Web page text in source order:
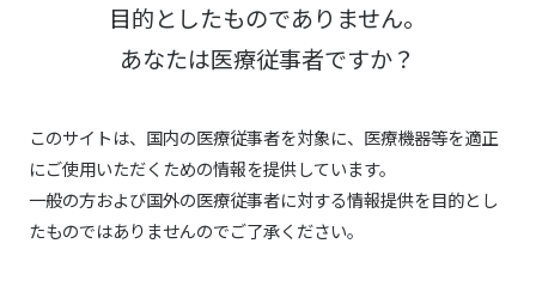
目的としたものでありません。
あなたは医療従事者ですか？
このサイトは、国内の医療従事者を対象に、医療機器等を適正
にご使用いただくための情報を提供しています。
一般の方および国外の医療従事者に対する情報提供を目的とし
たものではありませんのでご了承ください。